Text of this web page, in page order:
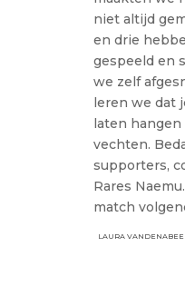
niet altijd
en drie
gespeeld en
we zelf
leren we dat
laten
vechten.
supporters,
Rares
match
LAURA